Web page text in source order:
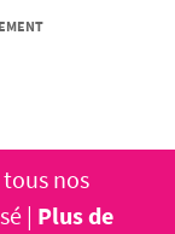
nos
| Plus de